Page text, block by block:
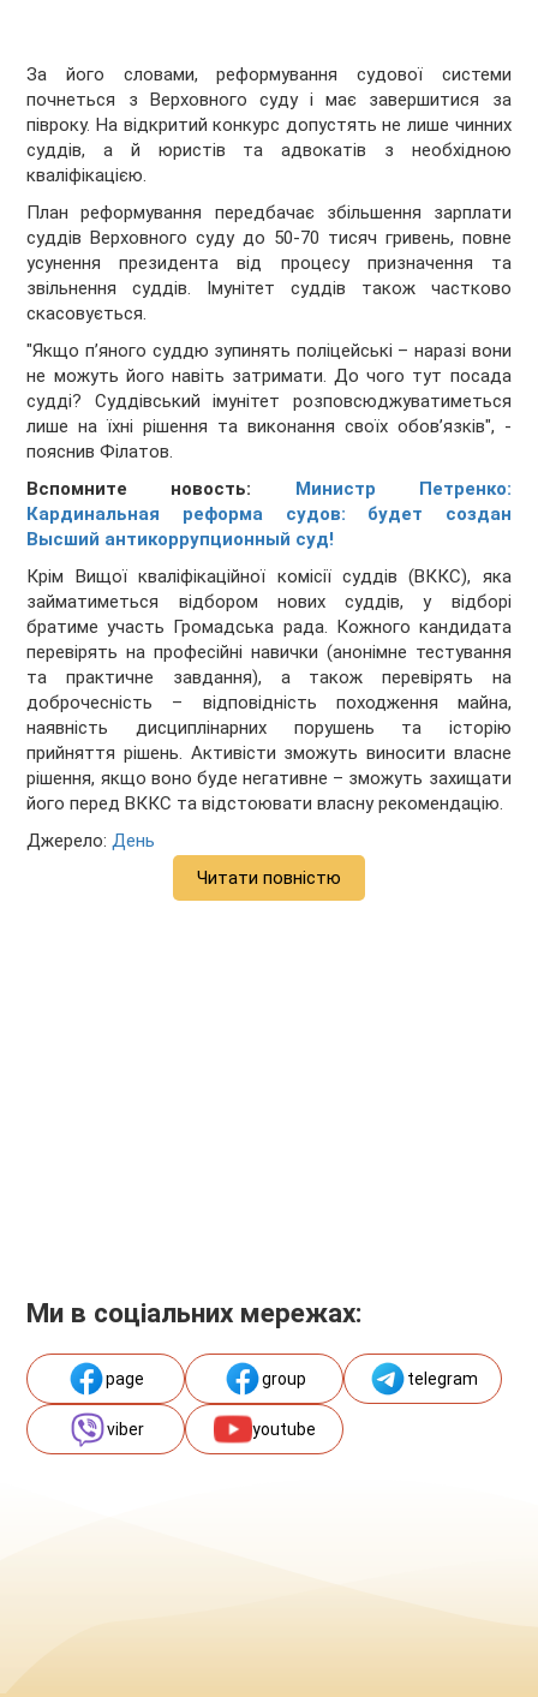
За його словами, реформування судової системи
почнеться з Верховного суду і має завершитися за
півроку. На відкритий конкурс допустять не лише чинних
суддів, а й юристів та адвокатів з необхідною
кваліфікацією.
План реформування передбачає збільшення зарплати
суддів Верховного суду до 50-70 тисяч гривень, повне
усунення президента від процесу призначення та
звільнення суддів. Імунітет суддів також частково
скасовується.
"Якщо п’яного суддю зупинять поліцейські – наразі вони
не можуть його навіть затримати. До чого тут посада
судді? Суддівський імунітет розповсюджуватиметься
лише на їхні рішення та виконання своїх обов’язків", -
пояснив Філатов.
Вспомните новость: Министр Петренко:
Кардинальная реформа судов: будет создан
Высший антикоррупционный суд!
Крім Вищої кваліфікаційної комісії суддів (ВККС), яка
займатиметься відбором нових суддів, у відборі
братиме участь Громадська рада. Кожного кандидата
перевірять на професійні навички (анонімне тестування
та практичне завдання), а також перевірять на
доброчесність – відповідність походження майна,
наявність дисциплінарних порушень та історію
прийняття рішень. Активісти зможуть виносити власне
рішення, якщо воно буде негативне – зможуть захищати
його перед ВККС та відстоювати власну рекомендацію.
Джерело:День
Читати повністю
Ми в соціальних мережах:
page group telegram
viber youtube